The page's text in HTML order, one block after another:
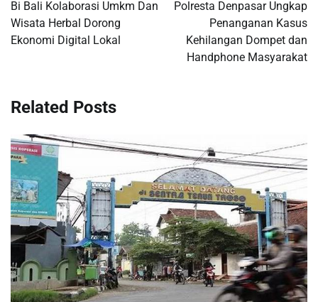
Bi Bali Kolaborasi Umkm Dan
Wisata Herbal Dorong
Ekonomi Digital Lokal
Polresta Denpasar Ungkap
Penanganan Kasus
Kehilangan Dompet dan
Handphone Masyarakat
Related Posts